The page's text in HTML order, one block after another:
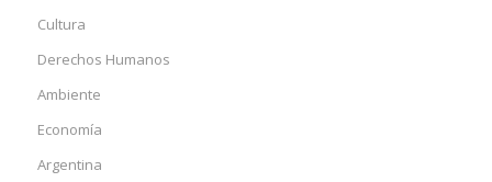
Cultura
Derechos Humanos
Ambiente
Economía
Argentina